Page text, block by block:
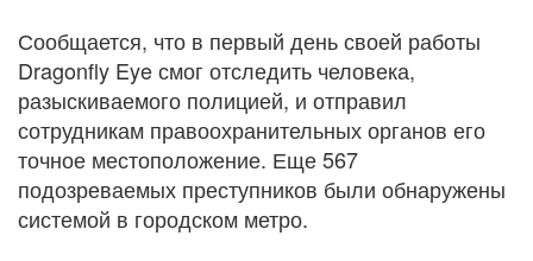
Сообщается, что в первый день своей работы
Dragonfly Eye смог отследить человека,
разыскиваемого полицией, и отправил
сотрудникам правоохранительных органов его
точное местоположение. Еще 567
подозреваемых преступников были обнаружены
системой в городском метро.